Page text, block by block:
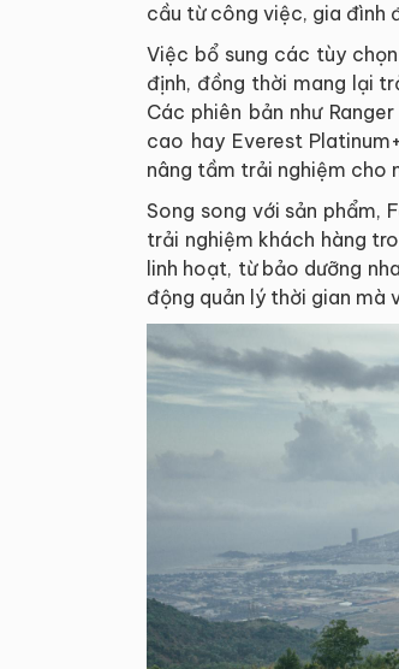
cầu từ công việc, gia đình
Việc bổ sung các tùy
định, đồng thời mang lại
Các phiên bản như
cao hay Everest
nâng tầm trải nghiệm cho
Song song với sản phẩm,
trải nghiệm khách hàng
linh hoạt, từ bảo dưỡng
động quản lý thời gian mà